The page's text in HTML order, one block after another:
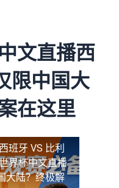
文直播西
限中国大
在这里
班牙 VS 比利
界杯中文直播
大陆？终极解